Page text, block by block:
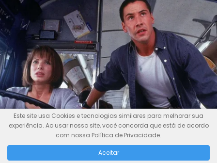
Este site usa Cookies e tecnologias similares para melhorar sua
experiência. Ao usar nosso site, você concorda que está de acordo
com nossa Política de Privacidade.
Aceitar